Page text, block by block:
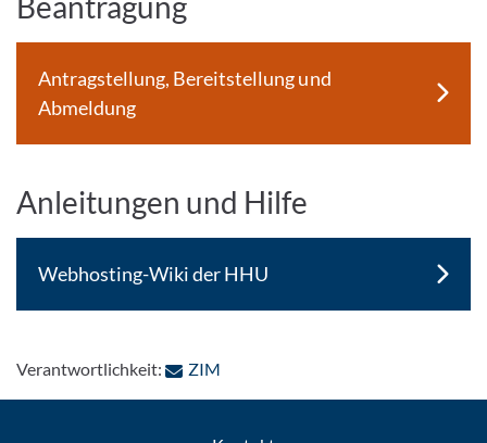
Antragstellung, Bereitstellung und
Abmeldung
Anleitungen und Hilfe
Webhosting-Wiki der HHU
Verantwortlichkeit: ZIM